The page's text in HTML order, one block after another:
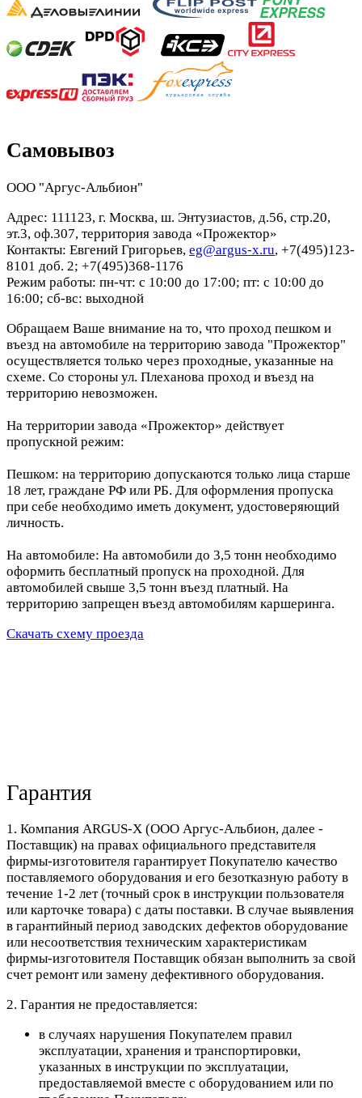
Самовывоз
ООО "Аргус-Альбион"
Адрес: 111123, г. Москва, ш. Энтузиастов, д.56, стр.20,
эт.3, оф.307, территория завода «Прожектор»
Контакты: Евгений Григорьев, eg@argus-x.ru, +7(495)123-
8101 доб. 2; +7(495)368-1176
Режим работы: пн-чт: с 10:00 до 17:00; пт: с 10:00 до
16:00; сб-вс: выходной
Обращаем Ваше внимание на то, что проход пешком и
въезд на автомобиле на территорию завода "Прожектор"
осуществляется только через проходные, указанные на
схеме. Со стороны ул. Плеханова проход и въезд на
территорию невозможен.
На территории завода «Прожектор» действует
пропускной режим:
Пешком: на территорию допускаются только лица старше
18 лет, граждане РФ или РБ. Для оформления пропуска
при себе необходимо иметь документ, удостоверяющий
личность.
На автомобиле: На автомобили до 3,5 тонн необходимо
оформить бесплатный пропуск на проходной. Для
автомобилей свыше 3,5 тонн въезд платный. На
территорию запрещен въезд автомобилям каршеринга.
Скачать схему проезда
Гарантия
1. Компания ARGUS-X (ООО Аргус-Альбион, далее -
Поставщик) на правах официального представителя
фирмы-изготовителя гарантирует Покупателю качество
поставляемого оборудования и его безотказную работу в
течение 1-2 лет (точный срок в инструкции пользователя
или карточке товара) с даты поставки. В случае выявления
в гарантийный период заводских дефектов оборудование
или несоответствия техническим характеристикам
фирмы-изготовителя Поставщик обязан выполнить за свой
счет ремонт или замену дефективного оборудования.
2. Гарантия не предоставляется:
в случаях нарушения Покупателем правил
эксплуатации, хранения и транспортировки,
указанных в инструкции по эксплуатации,
предоставляемой вместе с оборудованием или по